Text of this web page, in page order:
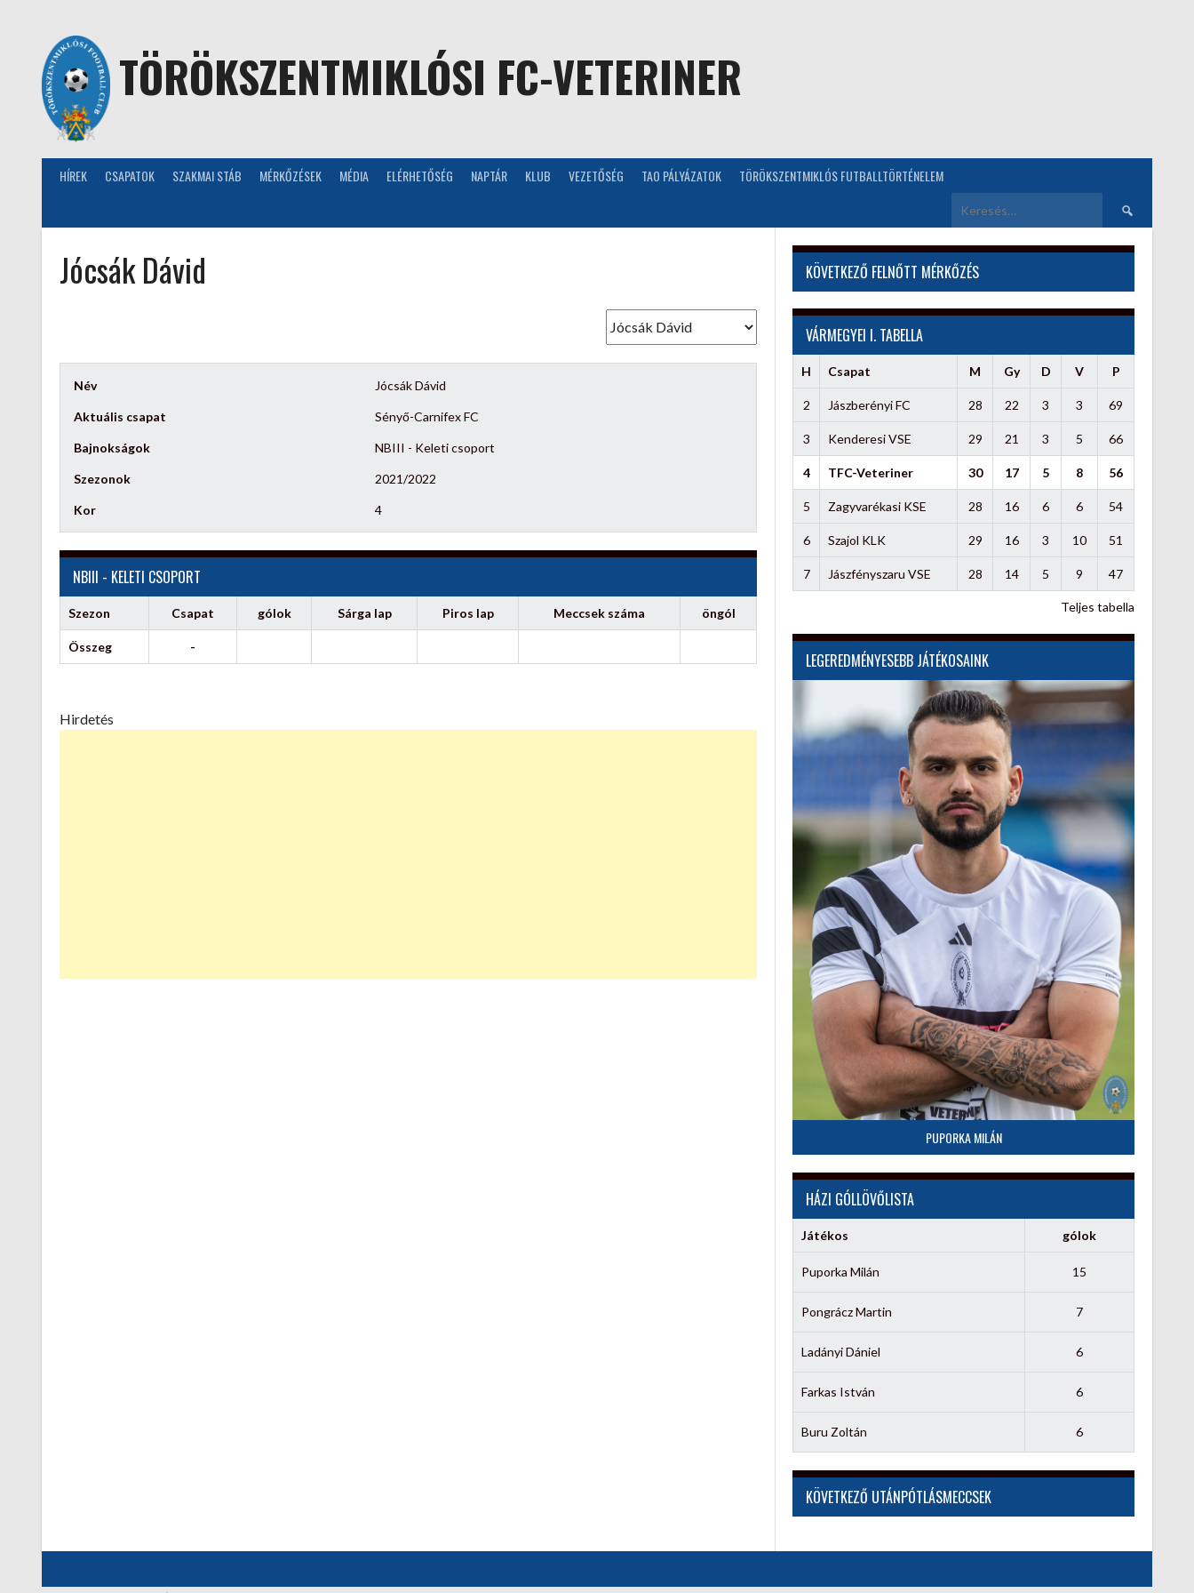
TÖRÖKSZENTMIKLÓSI FC-VETERINER
HÍREK CSAPATOK SZAKMAI STÁB MÉRKŐZÉSEK MÉDIA ELÉRHETŐSÉG NAPTÁR KLUB VEZETŐSÉG TAO PÁLYÁZATOK TÖRÖKSZENTMIKLÓS FUTBALLTÖRTÉNELEM
Keresés:
Jócsák Dávid
Név Jócsák Dávid
Aktuális csapat Sényő-Carnifex FC
Bajnokságok NBIII - Keleti csoport
Szezonok 2021/2022
Kor 4
NBIII - KELETI CSOPORT
Szezon Csapat gólok Sárga lap Piros lap Meccsek száma öngól
Összeg -
Hirdetés
KÖVETKEZŐ FELNŐTT MÉRKŐZÉS
VÁRMEGYEI I. TABELLA
H Csapat M Gy D V P
2 Jászberényi FC 28 22 3 3 69
3 Kenderesi VSE 29 21 3 5 66
4 TFC-Veteriner 30 17 5 8 56
5 Zagyvarékasi KSE 28 16 6 6 54
6 Szajol KLK 29 16 3 10 51
7 Jászfényszaru VSE 28 14 5 9 47
Teljes tabella
LEGEREDMÉNYESEBB JÁTÉKOSAINK
PUPORKA MILÁN
HÁZI GÓLLÖVŐLISTA
Játékos gólok
Puporka Milán 15
Pongrácz Martin 7
Ladányi Dániel 6
Farkas István 6
Buru Zoltán 6
KÖVETKEZŐ UTÁNPÓTLÁSMECCSEK